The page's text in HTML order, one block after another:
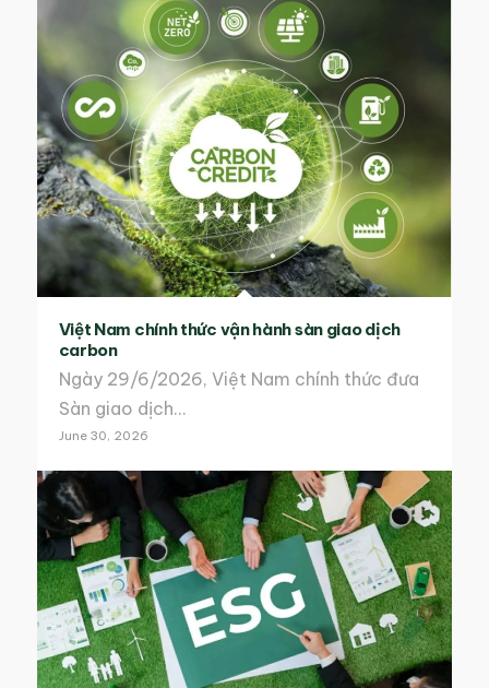
Việt Nam chính thức vận hành sàn giao dịch
carbon
Ngày 29/6/2026, Việt Nam chính thức đưa
Sàn giao dịch…
June 30, 2026